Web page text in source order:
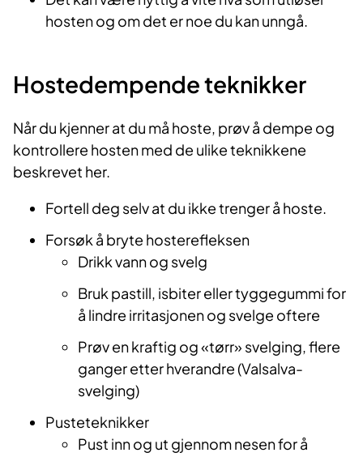
hosten og om det er noe du kan unngå.
Hostedempende teknikker
Når du kjenner at du må hoste, prøv å dempe og
kontrollere hosten med de ulike teknikkene
beskrevet her.
Fortell deg selv at du ikke trenger å hoste.
Forsøk å bryte hosterefleksen
Drikk vann og svelg
Bruk pastill, isbiter eller tyggegummi for
å lindre irritasjonen og svelge oftere
Prøv en kraftig og «tørr» svelging, flere
ganger etter hverandre (Valsalva-
svelging)
Pusteteknikker
Pust inn og ut gjennom nesen for å